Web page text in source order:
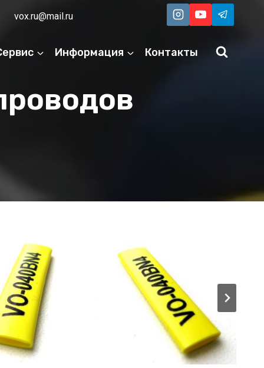
vox.ru@mail.ru
Информация Контакты